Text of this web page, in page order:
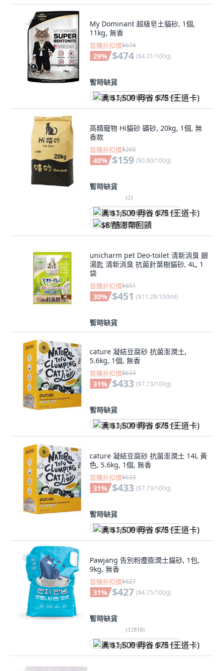
My Dominant 超級皂土貓砂, 1個,
11kg, 無香
首購折扣價$674
29% $474 ($4.31/100g)
暫時缺貨
满 $1,500 再省 $75 (王道卡)
高精寵物 Hi貓砂 礦砂, 20kg, 1個, 無
香款
首購折扣價$265
40% $159 ($0.80/100g)
暫時缺貨
(2)
满 $1,500 再省 $75 (王道卡)
$8 酷澎幣回饋
unicharm pet Deo-toilet 清新消臭 銀
湯匙 清新消臭 抗菌針葉樹貓砂, 4L, 1
袋
首購折扣價$651
30% $451 ($11.28/100ml)
暫時缺貨
cature 凝結豆腐砂 抗菌澎潤土,
5.6kg, 1個, 無香
首購折扣價$633
31% $433 ($7.73/100g)
暫時缺貨
满 $1,500 再省 $75 (王道卡)
cature 凝結豆腐砂 抗菌澎潤土 14L 黃
色, 5.6kg, 1個, 無香
首購折扣價$633
31% $433 ($7.73/100g)
暫時缺貨
满 $1,500 再省 $75 (王道卡)
Pawjang 告別粉塵膨潤土貓砂, 1包,
9kg, 無香
首購折扣價$627
31% $427 ($4.75/100g)
暫時缺貨
(12818)
满 $1,500 再省 $75 (王道卡)